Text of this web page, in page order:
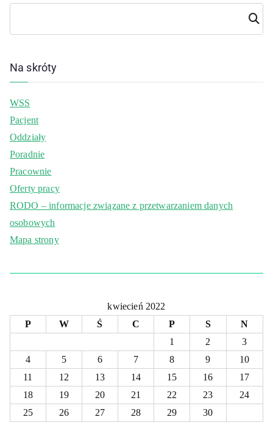
Szuka
j
Na skróty
WSS
Pacjent
Oddziały
Poradnie
Pracownie
Oferty pracy
RODO – informacje związane z przetwarzaniem danych
osobowych
Mapa strony
kwiecień 2022
P
W Ś C P S
N
1
2
3
4
5 6 7 8 9
10
11
12 13 14 15 16
17
18
19 20 21 22 23
24
25
26 27 28 29 30